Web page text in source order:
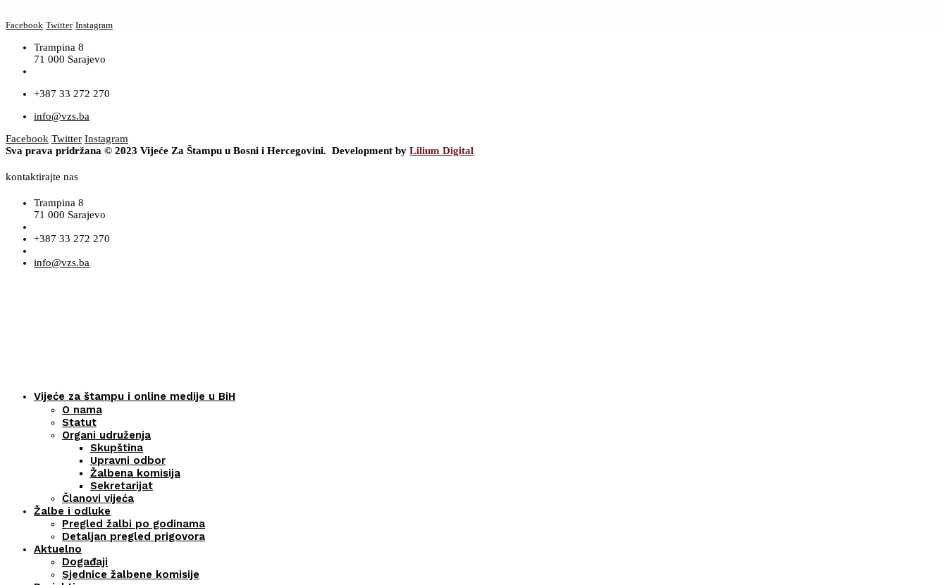
Facebook Twitter Instagram
Trampina 8
71 000 Sarajevo
+387 33 272 270
info@vzs.ba
Facebook Twitter Instagram
Sva prava pridržana © 2023 Vijeće Za Štampu u Bosni i Hercegovini. Development by Lilium Digital
kontaktirajte nas
Trampina 8
71 000 Sarajevo
+387 33 272 270
info@vzs.ba
Vijeće za štampu i online medije u BiH
O nama
Statut
Organi udruženja
Skupština
Upravni odbor
Žalbena komisija
Sekretarijat
Članovi vijeća
Žalbe i odluke
Pregled žalbi po godinama
Detaljan pregled prigovora
Aktuelno
Događaji
Sjednice žalbene komisije